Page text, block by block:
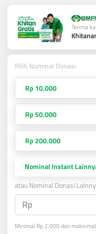
Terima
Pilih Nominal Donasi
Rp 10.000
Rp 50.000
Rp 200.000
Nominal Instant
atau Nominal Donasi
Rp
Minimal Rp 2.000 dan